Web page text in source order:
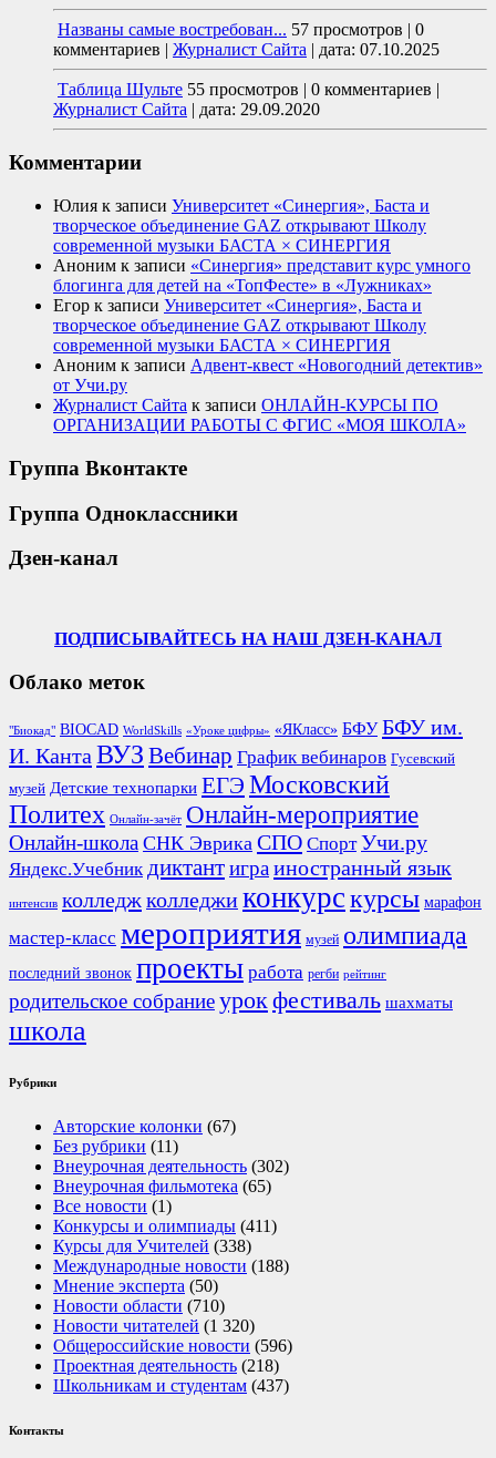
Названы самые востребован... 57 просмотров | 0
комментариев | Журналист Сайта | дата: 07.10.2025
Таблица Шульте 55 просмотров | 0 комментариев |
Журналист Сайта | дата: 29.09.2020
Комментарии
Юлия к записи Университет «Синергия», Баста и
творческое объединение GAZ открывают Школу
современной музыки БАСТА × СИНЕРГИЯ
Аноним к записи «Синергия» представит курс умного
блогинга для детей на «ТопФесте» в «Лужниках»
Егор к записи Университет «Синергия», Баста и
творческое объединение GAZ открывают Школу
современной музыки БАСТА × СИНЕРГИЯ
Аноним к записи Адвент-квест «Новогодний детектив»
от Учи.ру
Журналист Сайта к записи ОНЛАЙН-КУРСЫ ПО
ОРГАНИЗАЦИИ РАБОТЫ С ФГИС «МОЯ ШКОЛА»
Группа Вконтакте
Группа Одноклассники
Дзен-канал
ПОДПИСЫВАЙТЕСЬ НА НАШ ДЗЕН-КАНАЛ
Облако меток
"Биокад" BIOCAD WorldSkills «Уроке цифры» «ЯКласс» БФУ БФУ им.
И. КантаВУЗ Вебинар График вебинаров Гусевский
музей Детские технопарки ЕГЭ Московский
Политех Онлайн-зачёт Онлайн-мероприятие
Онлайн-школа СНК Эврика СПО Спорт Учи.ру
Яндекс.Учебник диктантиграиностранный язык
интенсив колледжколледжиконкурскурсы марафон
мастер-класс мероприятия музей олимпиада
последний звонок проекты работа регби рейтинг
родительское собраниеурокфестиваль шахматы
школа
Рубрики
Авторские колонки (67)
Без рубрики (11)
Внеурочная деятельность (302)
Внеурочная фильмотека (65)
Все новости (1)
Конкурсы и олимпиады (411)
Курсы для Учителей (338)
Международные новости (188)
Мнение эксперта (50)
Новости области (710)
Новости читателей (1 320)
Общероссийские новости (596)
Проектная деятельность (218)
Школьникам и студентам (437)
Контакты